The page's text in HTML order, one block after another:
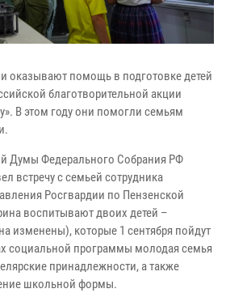
оказывают помощь в подготовке детей
благотворительной акции
В этом году они помогли семьям
Думы Федерального Собрания РФ
встречу с семьей сотрудника
Росгвардии по Пензенской
воспитывают двоих детей –
изменены), которые 1 сентября пойдут
социальной программы молодая семья
принадлежности, а также
школьной формы.